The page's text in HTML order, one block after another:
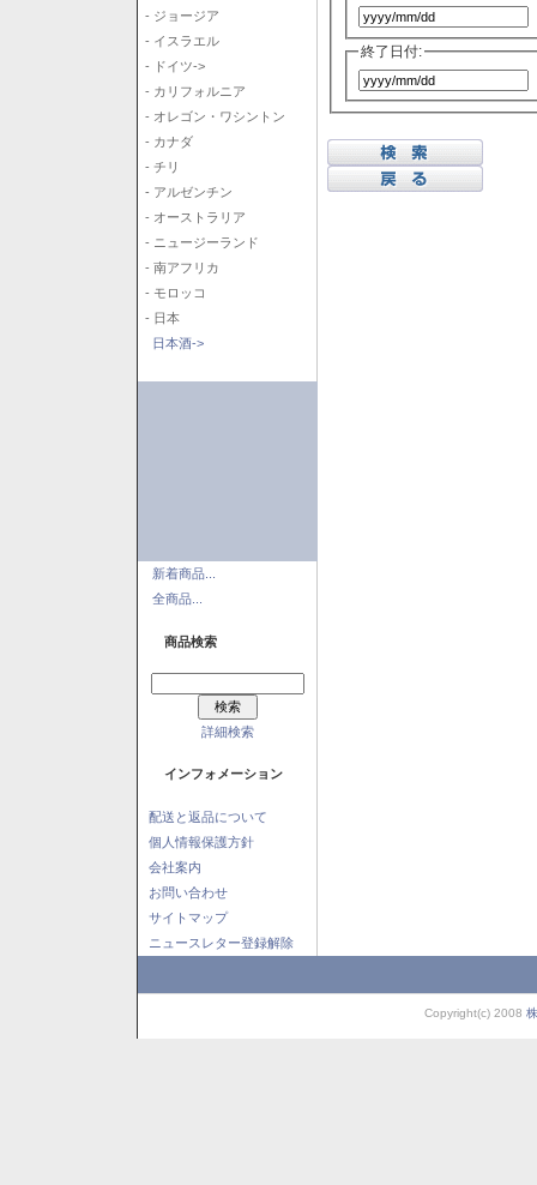
- ジョージア
- イスラエル
- ドイツ->
- カリフォルニア
- オレゴン・ワシントン
- カナダ
- チリ
- アルゼンチン
- オーストラリア
- ニュージーランド
- 南アフリカ
- モロッコ
- 日本
日本酒->
新着商品...
全商品...
商品検索
詳細検索
インフォメーション
配送と返品について
個人情報保護方針
会社案内
お問い合わせ
サイトマップ
ニュースレター登録解除
終了日付:
Copyright(c) 2008